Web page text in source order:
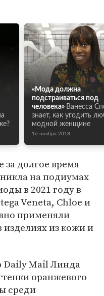
«Мода должна
подстраиваться под
человека» Ванесса
знает, как угодить
модной женщине
16 ноября 2018
за долгое время
на подиумах
в 2021 году в
Veneta, Chloe и
применяли
изделиях из кожи и
Daily Mail Линда
оранжевого
среди